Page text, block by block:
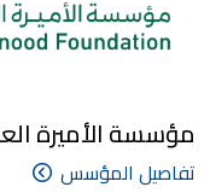
مؤسسة الأميرة
تفاصيل المؤسس